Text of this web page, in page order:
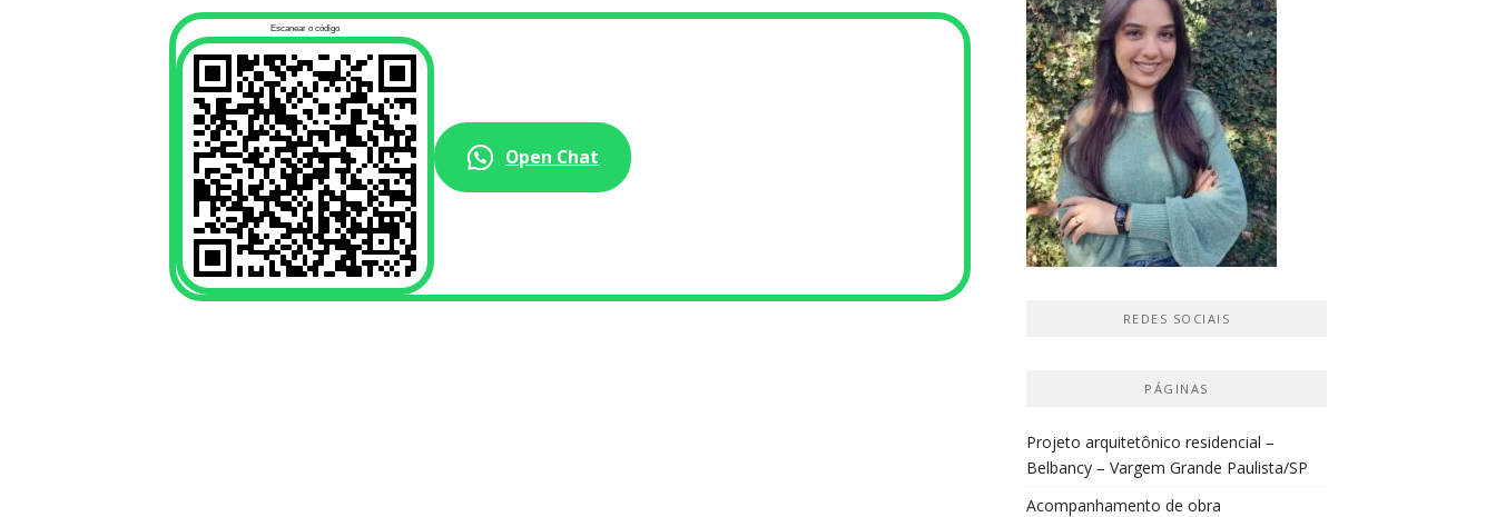
Escanear o código
Open Chat
REDES SOCIAIS
PÁGINAS
Projeto arquitetônico residencial –
Belbancy – Vargem Grande Paulista/SP
Acompanhamento de obra